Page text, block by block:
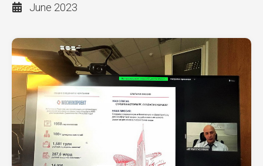
June 2023